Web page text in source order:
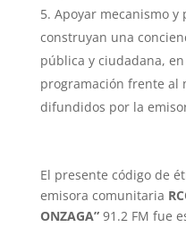
Apoyar mecanismo y
construyan una
pública y ciudadana,
programación frente al
difundidos por la
El presente código de
emisora comunitaria
ONZAGA”91.2 FM fue